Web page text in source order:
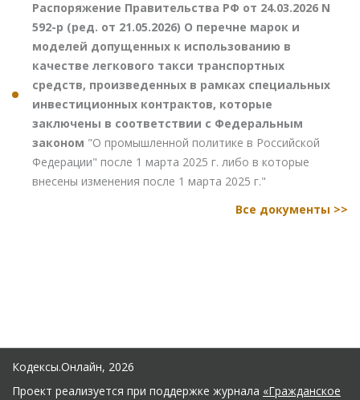
Распоряжение Правительства РФ от 24.03.2026 N
592-р (ред. от 21.05.2026) О перечне марок и
моделей допущенных к использованию в
качестве легкового такси транспортных
средств, произведенных в рамках специальных
инвестиционных контрактов, которые
заключены в соответствии с Федеральным
законом "О промышленной политике в Российской
Федерации" после 1 марта 2025 г. либо в которые
внесены изменения после 1 марта 2025 г."
Все документы >>
Кодексы.Онлайн, 2026
Проект реализуется при поддержке журнала «Гражданское